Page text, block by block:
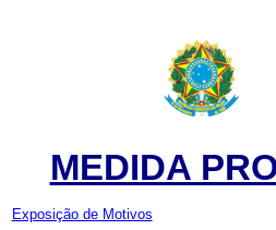
MEDIDA
Exposição de Motivos